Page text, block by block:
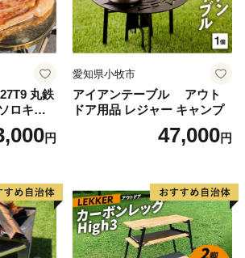
丸鉄
ロキャ
付き ス
ーソナ円
愛知県小牧市
アイアンテーブル アウト
ドア用品 レジャー キャンプ
47,000円